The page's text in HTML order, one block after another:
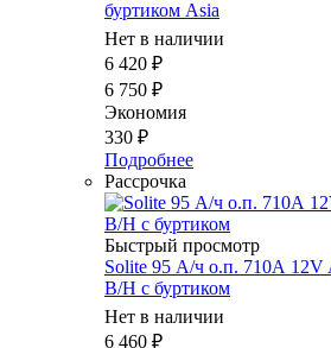
буртиком Asia
Нет в наличии
6 420 ₽
6 750 ₽
Экономия
330 ₽
Подробнее
Рассрочка
Быстрый просмотр
Solite 95 А/ч о.п. 710А 12V
B/H с буртиком
Нет в наличии
6 460 ₽